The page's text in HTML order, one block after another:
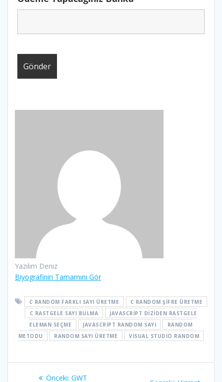
Yazılım Deniz
Biyografinin Tamamını Gör
C RANDOM FARKLI SAYI ÜRETME
C RANDOM ŞIFRE ÜRETME
C RASTGELE SAYI BULMA
JAVASCRIPT DIZIDEN RASTGELE
ELEMAN SEÇME
JAVASCRIPT RANDOM SAYI
RANDOM
METODU
RANDOM SAYI ÜRETME VISUAL STUDIO RANDOM
Yazı Önceki: Önceki
GWT